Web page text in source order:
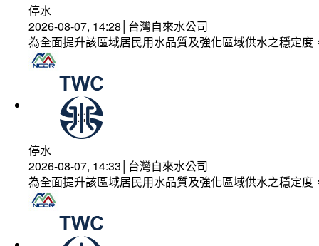
停水
2026-08-07, 14:28│台灣自來水公司
為全面提升該區域居民用水品質及強化區域供水之穩定
停水
2026-08-07, 14:33│台灣自來水公司
為全面提升該區域居民用水品質及強化區域供水之穩定